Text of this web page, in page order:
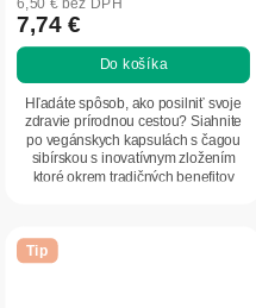
produktu
je
5,0
5
hviezdičiek.
7,74 €
Do košíka
Hľadáte spôsob, ako posilniť svoje
zdravie prírodnou cestou? Siahnite
po vegánskych kapsulách s čagou
sibírskou s inovatívnym zložením
ktoré okrem tradičných benefitov
Tip